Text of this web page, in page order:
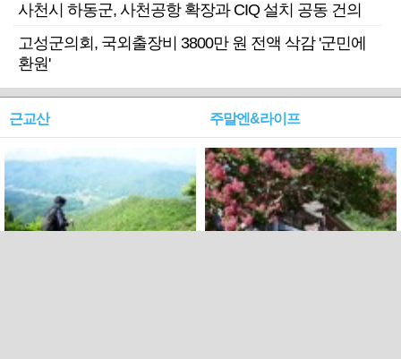
사천시 하동군, 사천공항 확장과 CIQ 설치 공동 건의
고성군의회, 국외출장비 3800만 원 전액 삭감 '군민에
환원'
근교산 주말엔&라이프